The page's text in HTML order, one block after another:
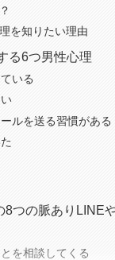
を知りたい理由
る6つ男性心理
いる
ルを送る習慣がある
8つの脈ありLINE
を相談してくる